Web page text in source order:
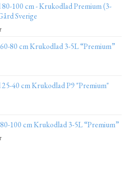
100 cm - Krukodlad Premium (3-
Sverige
80 cm Krukodlad 3-5L “Premium”
40 cm Krukodlad P9 "Premium"
100 cm Krukodlad 3-5L “Premium”